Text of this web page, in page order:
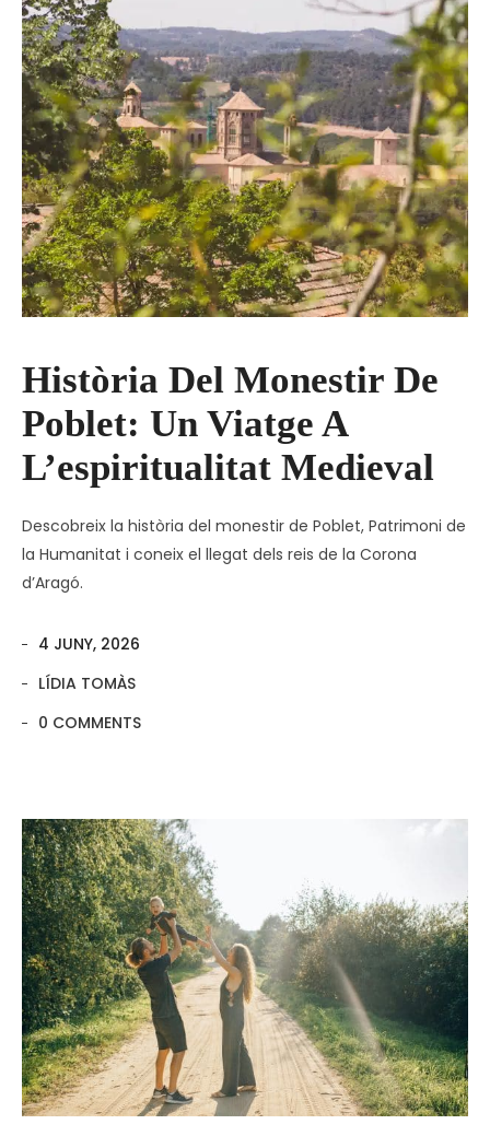
Història Del Monestir De
Poblet: Un Viatge A
L’espiritualitat Medieval
Descobreix la història del monestir de Poblet, Patrimoni de
la Humanitat i coneix el llegat dels reis de la Corona
d’Aragó.
4 JUNY, 2026
LÍDIA TOMÀS
0 COMMENTS